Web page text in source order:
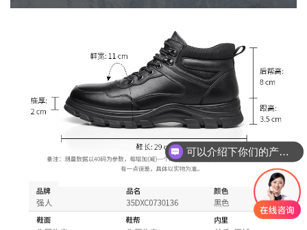
你们是怎么收费的呢？